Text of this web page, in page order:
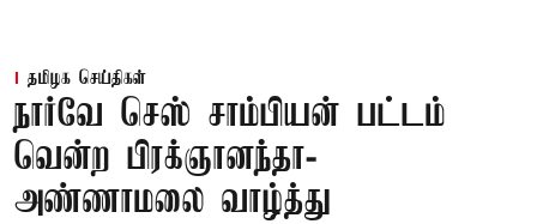
தமிழக செய்திகள்
நார்வே செஸ் சாம்பியன் பட்டம்
வென்ற பிரக்ஞானந்தா-
அண்ணாமலை வாழ்த்து